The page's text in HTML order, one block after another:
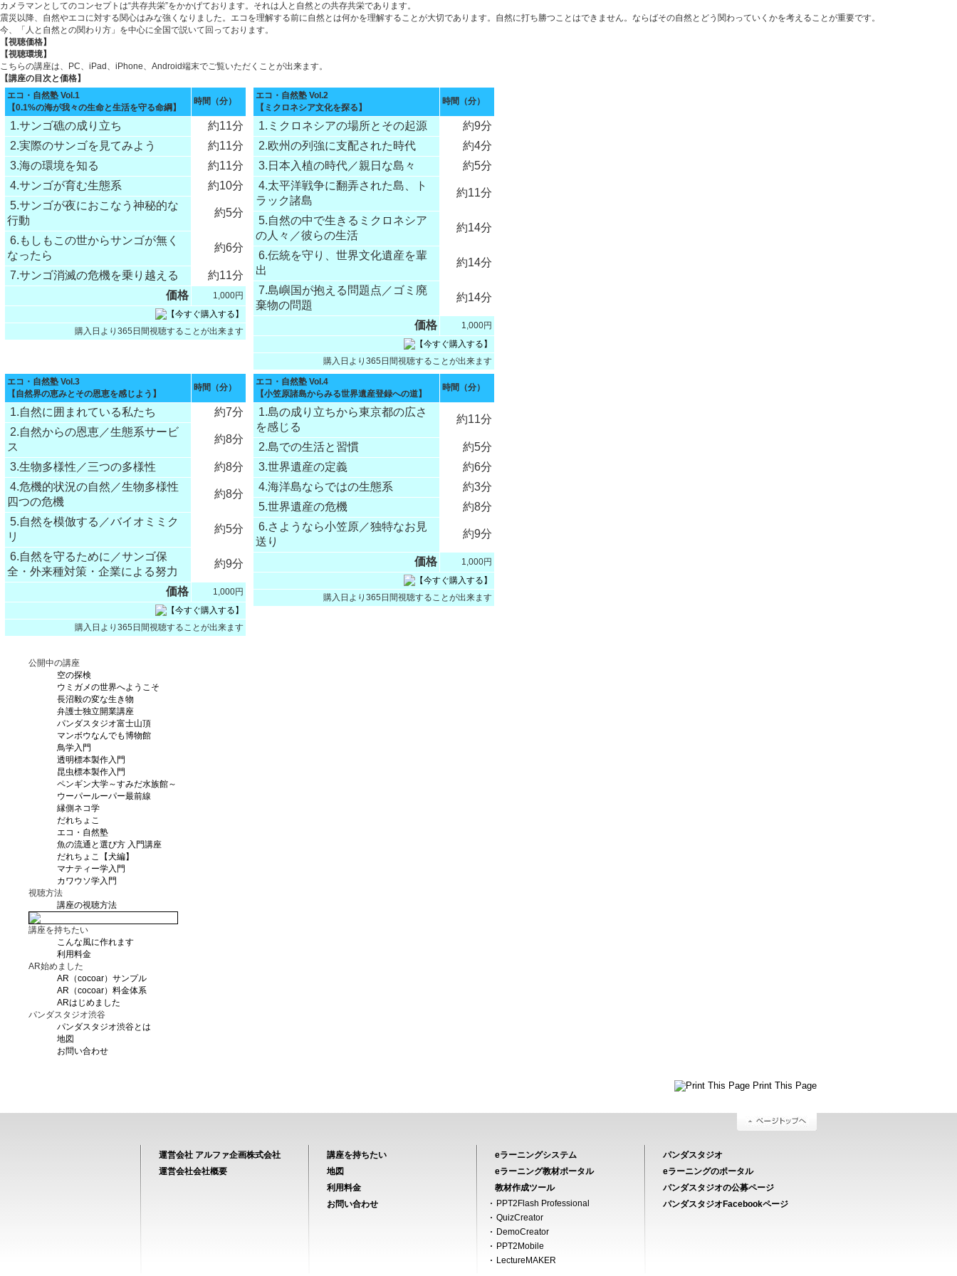
カメラマンとしてのコンセプトは“共存共栄”をかかげております。それは人と自然との共存共栄であります。
震災以降、自然やエコに対する関心はみな強くなりました。エコを理解する前に自然とは何かを理解することが大切であります。自然に打ち勝つことはできません。ならばその自然とどう関わっていくかを考えることが重要です。
今、「人と自然との関わり方」を中心に全国で説いて回っております。
【視聴価格】
【視聴環境】
こちらの講座は、PC、iPad、iPhone、Android端末でご覧いただくことが出来ます。
【講座の目次と価格】
エコ・自然塾 Vol.1
【0.1%の海が我々の生命と生活を守る命綱】
時間（分）
1.サンゴ礁の成り立ち
約11分
2.実際のサンゴを見てみよう
約11分
3.海の環境を知る
約11分
4.サンゴが育む生態系
約10分
5.サンゴが夜におこなう神秘的な
行動
約5分
6.もしもこの世からサンゴが無く
なったら
約6分
7.サンゴ消滅の危機を乗り越える
約11分
価格
1,000円
購入日より365日間視聴することが出来ます
エコ・自然塾 Vol.2
【ミクロネシア文化を探る】
時間（分）
1.ミクロネシアの場所とその起源
約9分
2.欧州の列強に支配された時代
約4分
3.日本入植の時代／親日な島々
約5分
4.太平洋戦争に翻弄された島、ト
ラック諸島
約11分
5.自然の中で生きるミクロネシア
の人々／彼らの生活
約14分
6.伝統を守り、世界文化遺産を輩
出
約14分
7.島嶼国が抱える問題点／ゴミ廃
棄物の問題
約14分
価格 1,000円
購入日より365日間視聴することが出来ます
エコ・自然塾 Vol.3
【自然界の恵みとその恩恵を感じよう】
時間（分）
1.自然に囲まれている私たち
約7分
2.自然からの恩恵／生態系サービ
ス
約8分
3.生物多様性／三つの多様性
約8分
4.危機的状況の自然／生物多様性
四つの危機
約8分
5.自然を模倣する／バイオミミク
リ
約5分
6.自然を守るために／サンゴ保
全・外来種対策・企業による努力
約9分
価格 1,000円
購入日より365日間視聴することが出来ます
エコ・自然塾 Vol.4
【小笠原諸島からみる世界遺産登録への道】
時間（分）
1.島の成り立ちから東京都の広さ
を感じる
約11分
2.島での生活と習慣
約5分
3.世界遺産の定義
約6分
4.海洋島ならではの生態系
約3分
5.世界遺産の危機
約8分
6.さようなら小笠原／独特なお見
送り
約9分
価格 1,000円
購入日より365日間視聴することが出来ます
公開中の講座
空の探検
ウミガメの世界へようこそ
長沼毅の変な生き物
弁護士独立開業講座
パンダスタジオ富士山頂
マンボウなんでも博物館
鳥学入門
透明標本製作入門
昆虫標本製作入門
ペンギン大学～すみだ水族館～
ウーパールーパー最前線
縁側ネコ学
だれちょこ
エコ・自然塾
魚の流通と選び方 入門講座
だれちょこ【犬編】
マナティー学入門
カワウソ学入門
視聴方法
講座の視聴方法
講座を持ちたい
こんな風に作れます
利用料金
AR始めました
AR（cocoar）サンプル
AR（cocoar）料金体系
ARはじめました
パンダスタジオ渋谷
パンダスタジオ渋谷とは
地図
お問い合わせ
Print This Page
運営会社 アルファ企画株式会社
運営会社会社概要
講座を持ちたい
地図
利用料金
お問い合わせ
eラーニングシステム
eラーニング教材ポータル
教材作成ツール
PPT2Flash Professional
QuizCreator
DemoCreator
PPT2Mobile
LectureMAKER
パンダスタジオ
eラーニングのポータル
パンダスタジオの公募ページ
パンダスタジオFacebookページ